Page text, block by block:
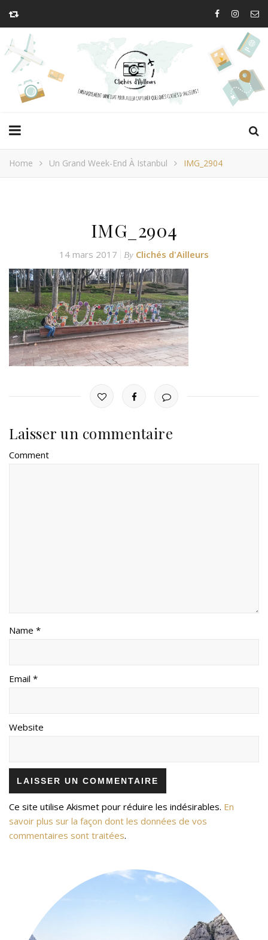
Home Un Grand Week-End À Istanbul IMG_2904
IMG_2904
14 mars 2017 By Clichés d'Ailleurs
Laisser un commentaire
Comment
Name *
Email *
Website
Ce site utilise Akismet pour réduire les indésirables. En
savoir plus sur la façon dont les données de vos
commentaires sont traitées.